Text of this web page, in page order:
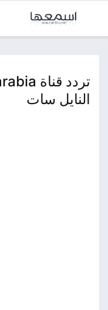
النايل سات